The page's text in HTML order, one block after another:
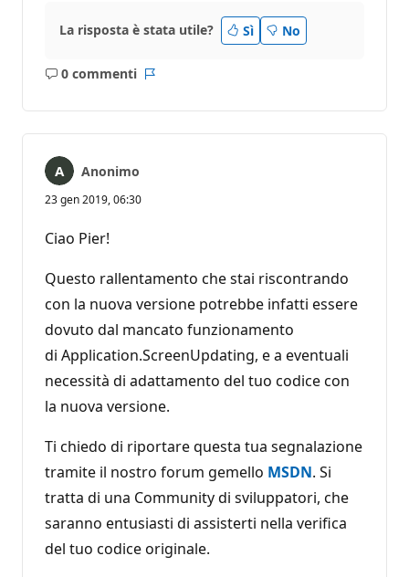
La risposta è stata utile? Sì No
0 commenti
Nessun
Anonimo
23 gen 2019, 06:30
Ciao Pier!
Questo rallentamento che stai riscontrando
con la nuova versione potrebbe infatti essere
dovuto dal mancato funzionamento
di Application.ScreenUpdating, e a eventuali
necessità di adattamento del tuo codice con
la nuova versione.
Ti chiedo di riportare questa tua segnalazione
tramite il nostro forum gemello MSDN. Si
tratta di una Community di sviluppatori, che
saranno entusiasti di assisterti nella verifica
del tuo codice originale.